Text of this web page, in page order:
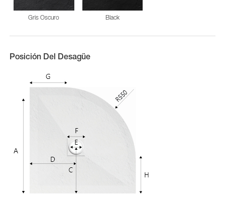
Gris Oscuro Black
Posición Del Desagüe